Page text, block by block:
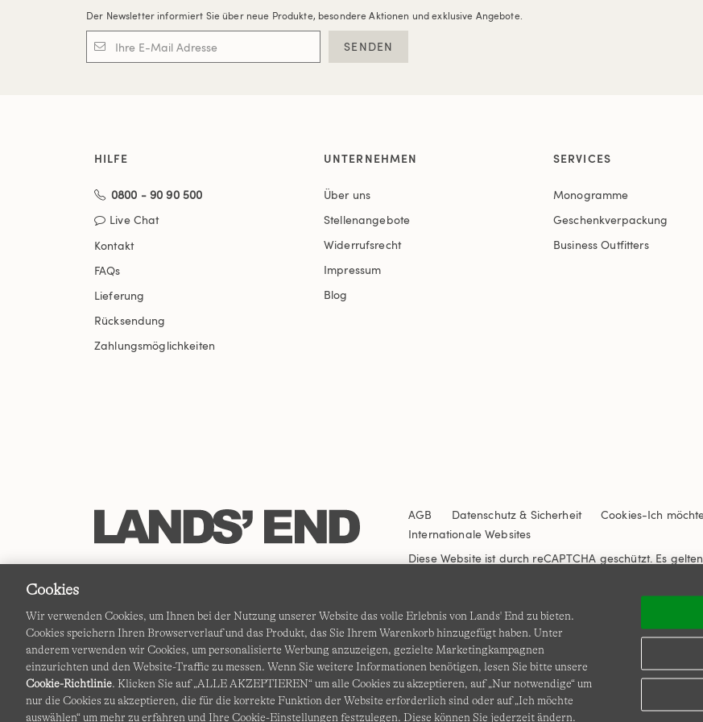
Der Newsletter informiert Sie über neue Produkte, besondere Aktionen und exklusive Angebote.
SENDEN
HILFE
0800 - 90 90 500
Live Chat
Kontakt
FAQs
Lieferung
Rücksendung
Zahlungsmöglichkeiten
UNTERNEHMEN
Über uns
Stellenangebote
Widerrufsrecht
Impressum
Blog
SERVICES
Monogramme
Geschenkverpackung
Business Outfitters
AGB Datenschutz & Sicherheit Cookies-Ich
Internationale Websites
Diese Website ist durch reCAPTCHA geschützt. Es
© COPYRIGHTLANDS' END EUROPE
Cookies
Wir verwenden Cookies, um Ihnen bei der Nutzung unserer Website das volle Erlebnis von Lands' End zu bieten.
Cookies speichern Ihren Browserverlauf und das Produkt, das Sie Ihrem Warenkorb hinzugefügt haben. Unter
anderem verwenden wir Cookies, um personalisierte Werbung anzuzeigen, gezielte Marketingkampagnen
einzurichten und den Website-Traffic zu messen. Wenn Sie weitere Informationen benötigen, lesen Sie bitte unsere
Cookie-Richtlinie. Klicken Sie auf „ALLE AKZEPTIEREN“ um alle Cookies zu akzeptieren, auf „Nur notwendige“ um
nur die Cookies zu akzeptieren, die für die korrekte Funktion der Website erforderlich sind oder auf „Ich möchte
auswählen“ um mehr zu erfahren und Ihre Cookie-Einstellungen festzulegen. Diese können Sie jederzeit ändern.